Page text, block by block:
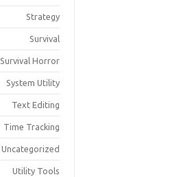
Strategy
Survival
Survival Horror
System Utility
Text Editing
Time Tracking
Uncategorized
Utility Tools